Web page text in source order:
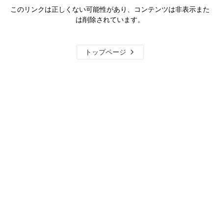
このリンクは正しくない可能性があり、コンテンツは非表示また
は削除されています。
トップページ